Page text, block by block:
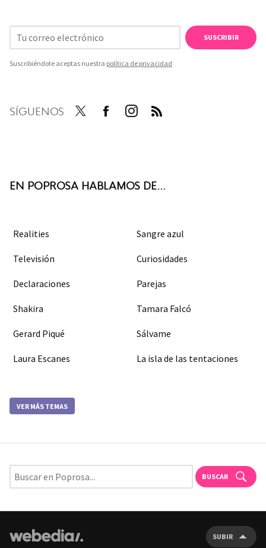
SUSCRIBIR
Suscribiéndote aceptas nuestra política de privacidad
SÍGUENOS
EN POPROSA HABLAMOS DE...
Realities Sangre azul
Televisión Curiosidades
Declaraciones Parejas
Shakira Tamara Falcó
Gerard Piqué Sálvame
Laura Escanes La isla de las tentaciones
VER MÁS TEMAS
BUSCAR
SUBIR